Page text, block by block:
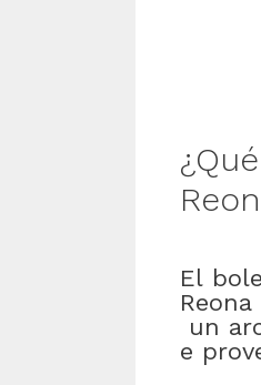
¿Qué
El
Reona
un
e